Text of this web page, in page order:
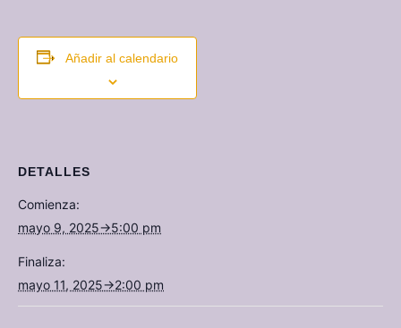
Añadir al calendario
DETALLES
Comienza:
mayo 9, 2025→5:00 pm
Finaliza:
mayo 11, 2025→2:00 pm